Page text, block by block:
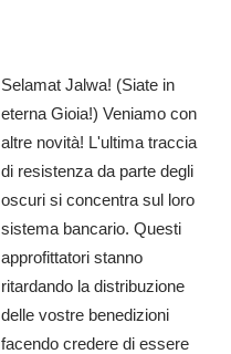
Selamat Jalwa! (Siate in
eterna Gioia!) Veniamo con
altre novità! L'ultima traccia
di resistenza da parte degli
oscuri si concentra sul loro
sistema bancario. Questi
approfittatori stanno
ritardando la distribuzione
delle vostre benedizioni
facendo credere di essere